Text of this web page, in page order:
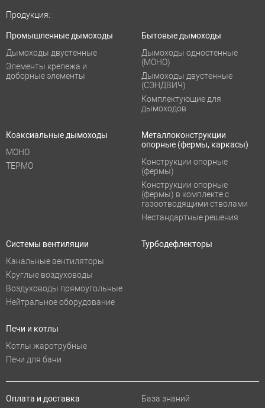
Продукция:
Промышленные дымоходы
Дымоходы двустенные
Элементы крепежа и
доборные элементы
Бытовые дымоходы
Дымоходы одностенные
(МОНО)
Дымоходы двустенные
(СЭНДВИЧ)
Комплектующие для
дымоходов
Коаксиальные дымоходы
МОНО
ТЕРМО
Металлоконструкции
опорные (фермы, каркасы)
Конструкции опорные
(фермы)
Конструкции опорные
(фермы) в комплекте с
газоотводящими стволами
Нестандартные решения
Системы вентиляции
Канальные вентиляторы
Круглые воздуховоды
Воздуховоды прямоугольные
Нейтральное оборудование
Турбодефлекторы
Печи и котлы
Котлы жаротрубные
Печи для бани
Оплата и доставка
База знаний